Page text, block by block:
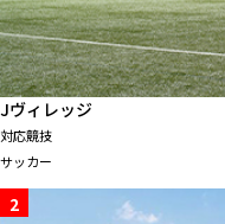
Jヴィレッジ
対応競技
サッカー
2